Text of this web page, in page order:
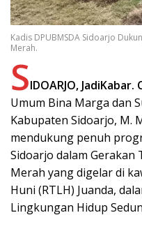
Kadis DPUBMSDA Sidoarjo
Merah.
SIDOARJO, JadiKabar.
Umum Bina Marga dan
Kabupaten Sidoarjo, M.
mendukung penuh
Sidoarjo dalam Gerakan
Merah yang digelar di
Huni (RTLH) Juanda,
Lingkungan Hidup